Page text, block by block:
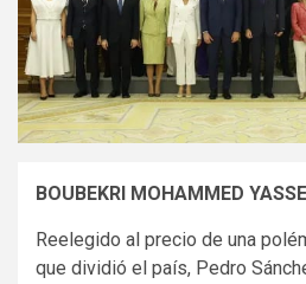
BOUBEKRI MOHAMMED
Reelegido al precio de una
que dividió el país, Pedro